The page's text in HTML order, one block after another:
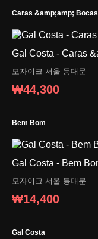
Caras &amp;amp; Bocas
Gal Costa - Caras
모자이크 서울 동대문
₩44,300
Bem Bom
Gal Costa - Bem
모자이크 서울 동대문
₩14,400
Gal Costa